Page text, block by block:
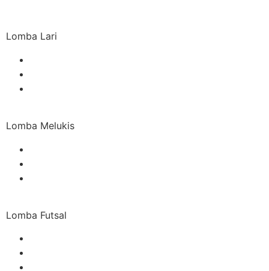
Lomba Lari
Lomba Melukis
Lomba Futsal